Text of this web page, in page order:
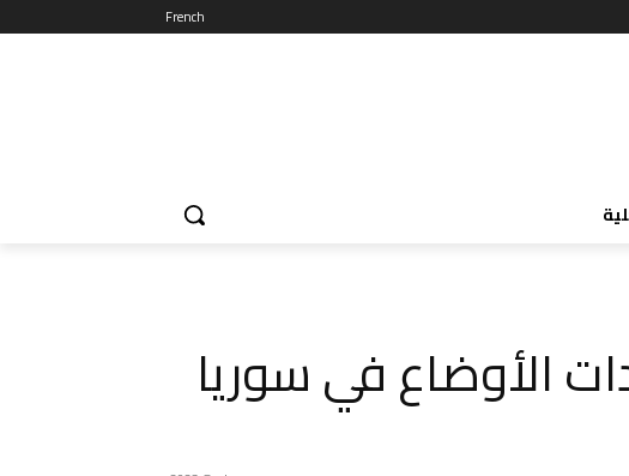
French
الأوضاع في سوريا